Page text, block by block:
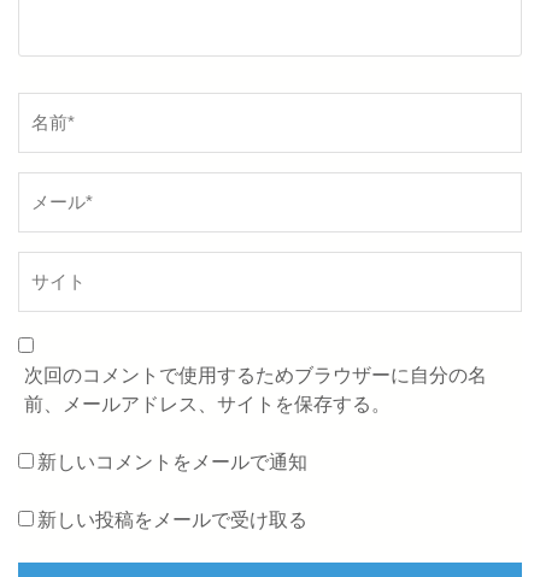
前
次回のコメントで使用するためブラウザーに自分の名
前、メールアドレス、サイトを保存する。
新しいコメントをメールで通知
新しい投稿をメールで受け取る